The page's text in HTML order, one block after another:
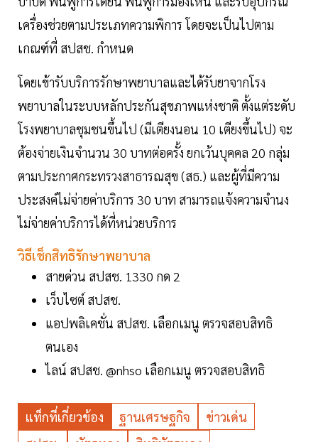
เครื่องช่วยตามประเภทความพิการ โดยจะเป็นไปตาม
เกณฑ์ที่ สปสช. กำหนด
โดยเข้ารับบริการรักษาพยาบาลและได้รับยาจากโรง
พยาบาลในระบบหลักประกันสุขภาพแห่งชาติ ตั้งแต่ระดับ
โรงพยาบาลชุมชนขึ้นไป (มีเตียงนอน 10 เตียงขึ้นไป) จะ
ต้องจ่ายเงินจำนวน 30 บาทต่อครั้ง ยกเว้นบุคคล 20 กลุ่ม
ตามประกาศกระทรวงสาธารณสุข (สธ.) และผู้ที่มีความ
ประสงค์ไม่จ่ายค่าบริการ 30 บาท สามารถแจ้งความจำนง
ไม่จ่ายค่าบริการได้ที่หน่วยบริการ
วิธีเช็กสิทธิรักษาพยาบาล
สายด่วน สปสช. 1330 กด 2
เว็บไซต์ สปสช.
แอปพลิเคชั่น สปสช. เลือกเมนู ตรวจสอบสิทธิ
ตนเอง
ไลน์ สปสช. @nhso เลือกเมนู ตรวจสอบสิทธิ
แท็กที่เกี่ยวข้อง ฐานเศรษฐกิจ
ข่าวเด่น